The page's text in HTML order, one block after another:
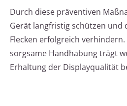
Durch diese präventiven
Gerät langfristig schützen und
Flecken erfolgreich
sorgsame Handhabung trägt
Erhaltung der Displayqualität